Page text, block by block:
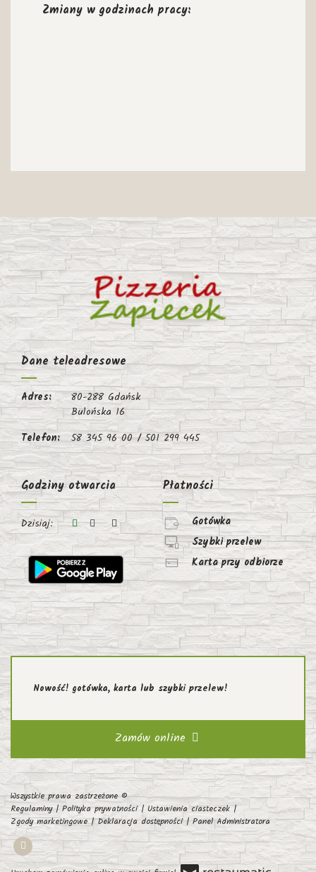
Zmiany w godzinach pracy:
Dane teleadresowe
Adres:
80-288 Gdańsk
Bulońska 16
Telefon:
58 345 96 00 / 501 299 445
Godziny otwarcia
Dzisiaj:
Płatności
Gotówka
Szybki przelew
Karta przy odbiorze
Nowość! gotówka, karta lub szybki przelew!
Zamów online
Wszystkie prawa zastrzeżone ©
Regulaminy|Polityka prywatności | Ustawienia ciasteczek|
Zgody marketingowe|Deklaracja dostępności|Panel Administratora